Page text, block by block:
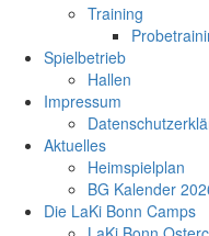
Training
Spielbetrieb
Hallen
Impressum
Aktuelles
Heimspielplan
BG Kalender
Die LaKi Bonn Camps